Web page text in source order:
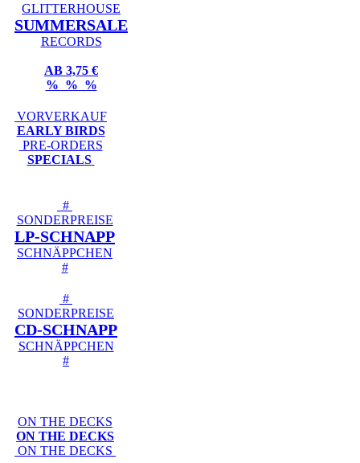
GLITTERHOUSE
SUMMERSALE
RECORDS
AB 3,75 €
% % %
VORVERKAUF
EARLY BIRDS
PRE-ORDERS
SPECIALS
#
SONDERPREISE
LP-SCHNAPP
SCHNÄPPCHEN
#
#
SONDERPREISE
CD-SCHNAPP
SCHNÄPPCHEN
#
ON THE DECKS
ON THE DECKS
ON THE DECKS